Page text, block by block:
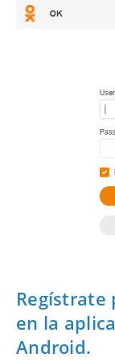
Regístrate
en la
Android.